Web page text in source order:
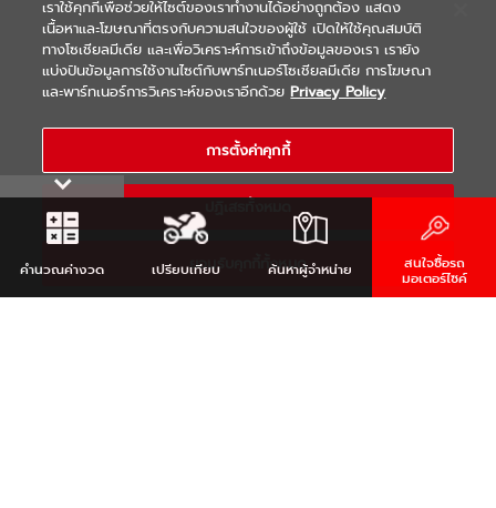
WARRANTY | Terms & Conditions
COPYRIGHT 2021 THAI YAMAHA MOTOR CO.,LTD. ALL RIGHTS
RESERVED
คำนวณค่างวด เปรียบเทียบ ค้นหาผู้จำหน่าย สนใจซื้อรถ
มอเตอร์ไซค์
เราใช้คุกกี้เพื่อช่วยให้ไซต์ของเราทำงานได้อย่างถูกต้อง แสดง
เนื้อหาและโฆษณาที่ตรงกับความสนใจของผู้ใช้ เปิดให้ใช้คุณสมบัติ
ทางโซเชียลมีเดีย และเพื่อวิเคราะห์การเข้าถึงข้อมูลของเรา เรายัง
แบ่งปันข้อมูลการใช้งานไซต์กับพาร์ทเนอร์โซเชียลมีเดีย การโฆษณา
และพาร์ทเนอร์การวิเคราะห์ของเราอีกด้วย Privacy Policy
การตั้งค่าคุกกี้
ยอมรับคุกกี้ทั้งหมด